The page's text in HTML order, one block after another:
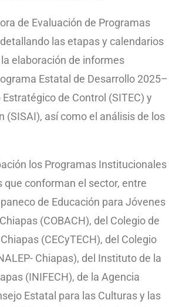
de Evaluación de Programas
las etapas y calendarios
elaboración de informes
Estatal de Desarrollo 2025–
de Control (SITEC) y
así como el análisis de los
los Programas Institucionales
que conforman el sector, entre
de Educación para Jóvenes
(COBACH), del Colegio de
(CECyTECH), del Colegio
Chiapas), del Instituto de la
(INIFECH), de la Agencia
Estatal para las Culturas y las